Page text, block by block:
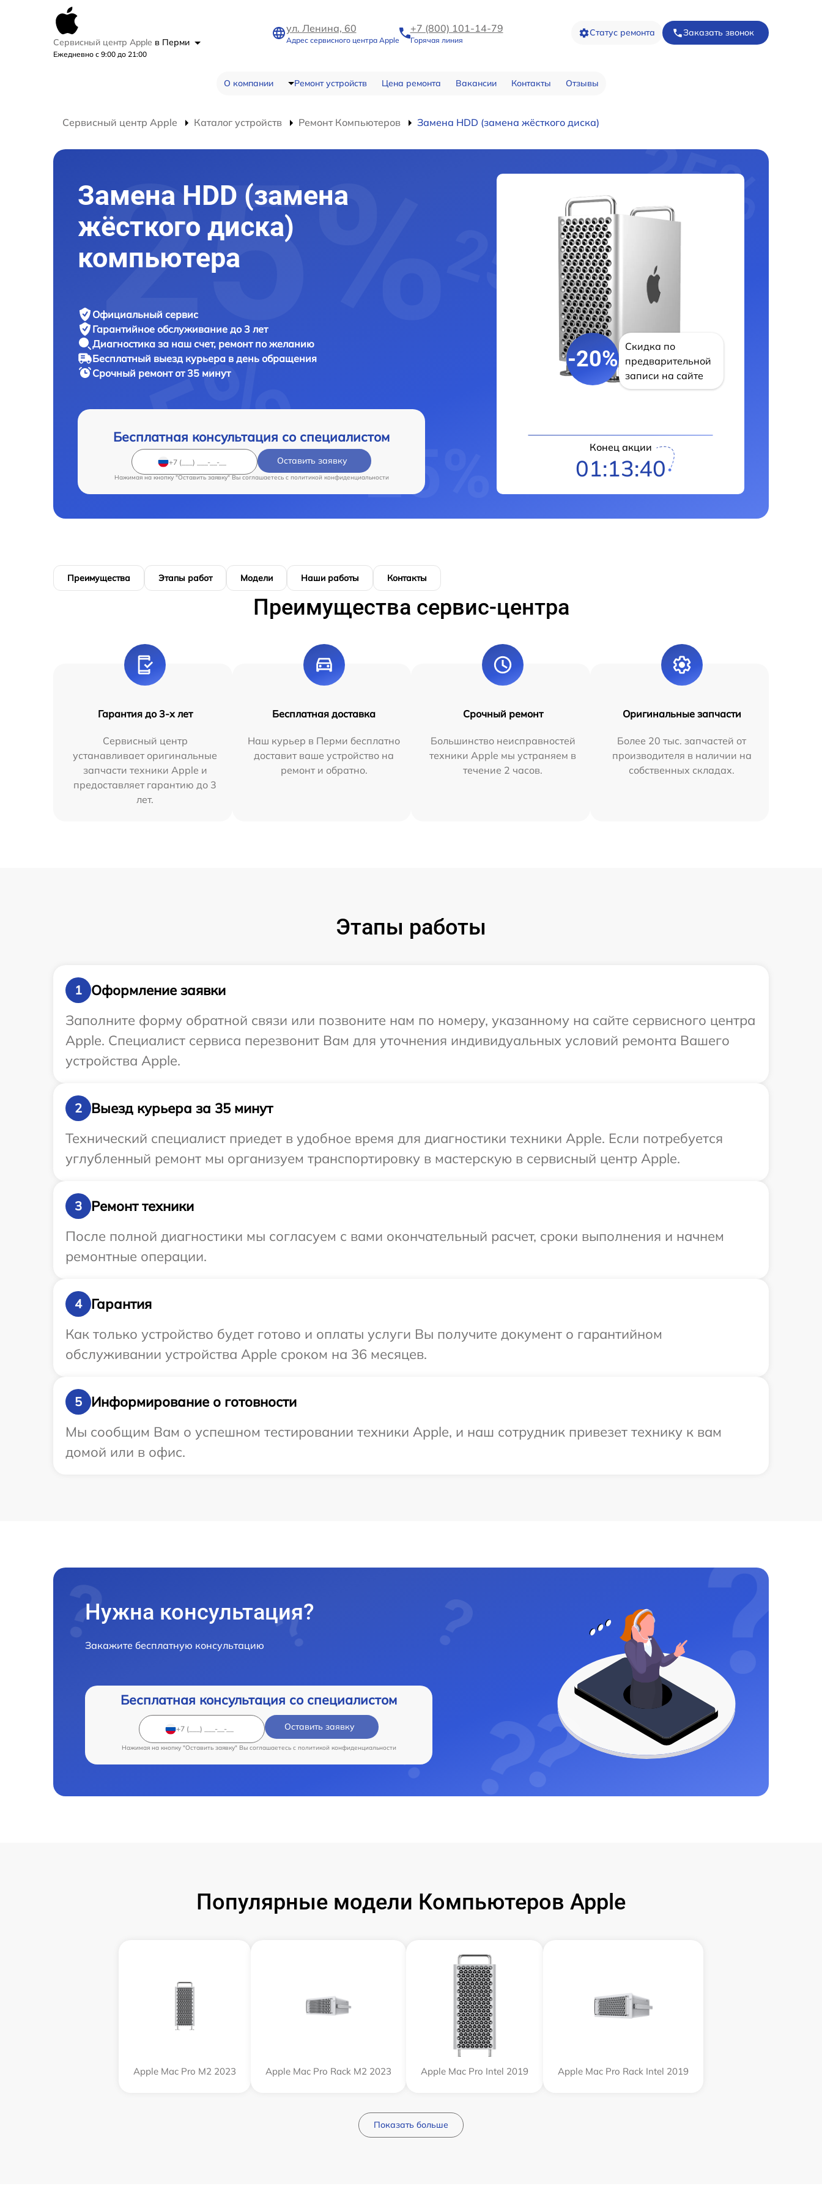
Сервисный центр Apple в Перми
Ежедневно с 9:00 до 21:00
ул. Ленина, 60
Адрес сервисного центра Apple
+7 (800) 101-14-79
Горячая линия
Статус ремонта Заказать звонок
О компании Ремонт устройств Цена ремонта Вакансии Контакты Отзывы
Сервисный центр Apple Каталог устройств Ремонт Компьютеров Замена HDD (замена жёсткого диска)
Замена HDD (замена
жёсткого диска)
компьютера
Официальный сервис
Гарантийное обслуживание до 3 лет
Диагностика за наш счет, ремонт по желанию
Бесплатный выезд курьера в день обращения
Срочный ремонтот 35 минут
Бесплатная консультация со специалистом
Оставить заявку
Нажимая на кнопку "Оставить заявку" Вы соглашаетесь c политикой конфиденциальности
-20%
Скидка по
предварительной
записи на сайте
Конец акции
01:13:39
Преимущества Этапы работ Модели Наши работы Контакты
Преимущества сервис-центра
Гарантия до 3-х лет
Сервисный центр
устанавливает оригинальные
запчасти техники Apple и
предоставляет гарантию до 3
лет.
Бесплатная доставка
Наш курьер в Перми бесплатно
доставит ваше устройство на
ремонт и обратно.
Срочный ремонт
Большинство неисправностей
техники Apple мы устраняем в
течение 2 часов.
Оригинальные запчасти
Более 20 тыс. запчастей от
производителя в наличии на
собственных складах.
Этапы работы
1
Оформление заявки
Заполните форму обратной связи или позвоните нам по номеру, указанному на сайте сервисного центра
Apple. Специалист сервиса перезвонит Вам для уточнения индивидуальных условий ремонта Вашего
устройства Apple.
2
Выезд курьера за 35 минут
Технический специалист приедет в удобное время для диагностики техники Apple. Если потребуется
углубленный ремонт мы организуем транспортировку в мастерскую в сервисный центр Apple.
3
Ремонт техники
После полной диагностики мы согласуем с вами окончательный расчет, сроки выполнения и начнем
ремонтные операции.
4
Гарантия
Как только устройство будет готово и оплаты услуги Вы получите документ о гарантийном
обслуживании устройства Apple сроком на 36 месяцев.
5
Информирование о готовности
Мы сообщим Вам о успешном тестировании техники Apple, и наш сотрудник привезет технику к вам
домой или в офис.
Нужна консультация?
Закажите бесплатную консультацию
Бесплатная консультация со специалистом
Оставить заявку
Нажимая на кнопку "Оставить заявку" Вы соглашаетесь c политикой конфиденциальности
Популярные модели Компьютеров Apple
Apple Mac Pro M2 2023 Apple Mac Pro Rack M2 2023 Apple Mac Pro Intel 2019 Apple Mac Pro Rack Intel 2019
Показать больше